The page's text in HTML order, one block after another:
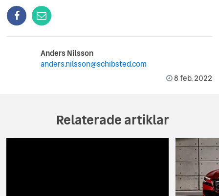
Anders Nilsson
anders.nilsson@schibsted.com
8 feb. 2022
Relaterade artiklar